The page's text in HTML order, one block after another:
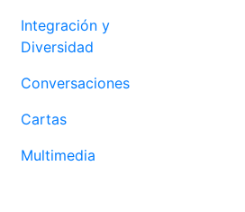
Integración y
Diversidad
Conversaciones
Cartas
Multimedia